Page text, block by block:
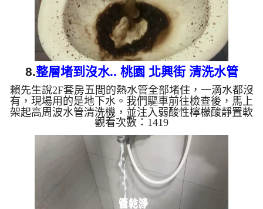
8.整層堵到沒水.. 桃園 北興街 清洗水管
賴先生說2F套房五間的熱水管全部堵住，一滴水都沒
有，現場用的是地下水。我們驅車前往檢查後，馬上
架起高周波水管清洗機，並注入弱酸性檸檬酸靜置軟
化管垢。 不出所料，螺旋波模式一啟動，一開始都
沒水，突然管路噴出髒水，瞬間變成的「石油」！這
就是長年累積在管壁的泥沙與鐵鏽。經過四個小時的
努力，出水終於變乾淨，出水量也變大了。 為什麼
水管需要定期「大掃除」？ 管壁髒汙靠一般水壓難
以清除，不同的水質也會產生不同的「色彩反應」：
咖啡色（鐵鏽/泥沙）： 常見於自來水管線老化。 石
油...
觀看次數：1419